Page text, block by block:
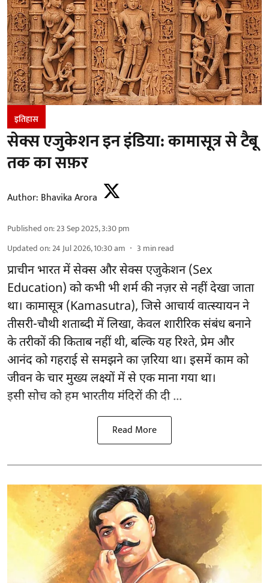
इतिहास
सेक्स एजुकेशन इन इंडिया: कामासूत्र से टैबू
तक का सफ़र
Author: Bhavika Arora
Published on:23 Sep 2025, 3:30 pm
Updated on:24 Jul 2026, 10:30 am 3 min read
प्राचीन भारत में सेक्स और सेक्स एजुकेशन (Sex
Education) को कभी भी शर्म की नज़र से नहीं देखा जाता
था। कामासूत्र (Kamasutra), जिसे आचार्य वात्स्यायन ने
तीसरी-चौथी शताब्दी में लिखा, केवल शारीरिक संबंध बनाने
के तरीकों की किताब नहीं थी, बल्कि यह रिश्ते, प्रेम और
आनंद को गहराई से समझने का ज़रिया था। इसमें काम को
जीवन के चार मुख्य लक्ष्यों में से एक माना गया था।
इसी सोच को हम भारतीय मंदिरों की दी ...
Read More